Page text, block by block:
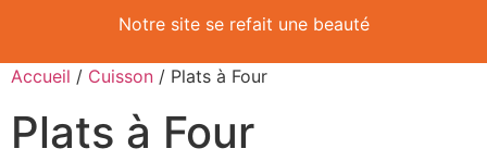
Notre site se refait une beauté
Accueil / Cuisson / Plats à Four
Plats à Four